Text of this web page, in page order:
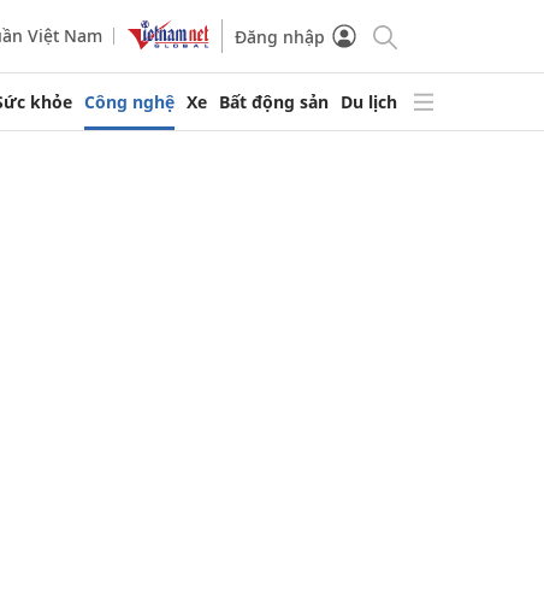
Việt Nam Đăng nhập
khỏe Công nghệ Xe Bất động sản Du lịch